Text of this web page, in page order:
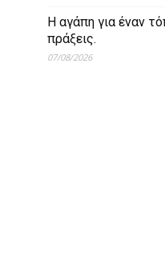
Η αγάπη για έναν
πράξεις.
07/08/2026